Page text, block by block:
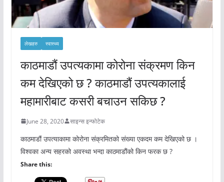
लेखहरु स्वास्थ्य
काठमाडौं उपत्यकामा कोरोना संक्रमण किन
कम देखिएको छ ? काठमाडौं उपत्यकालाई
महामारीबाट कसरी बचाउन सकिछ ?
June 28, 2020 साइन्स इन्फोटेक
काठमाडौं उपत्याकामा कोरोना संक्रमितको संख्या एकदम कम देखिएको छ ।
विश्वका अन्य सहरको अवस्था भन्दा काठमाडौंको किन फरक छ ?
Share this: